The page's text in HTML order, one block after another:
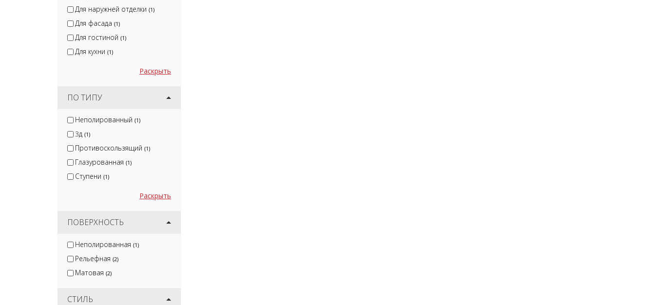
Для наружней отделки (1)
Для фасада (1)
Для гостиной (1)
Для кухни (1)
Раскрыть
ПО ТИПУ
Неполированный (1)
3д (1)
Противоскользящий (1)
Глазурованная (1)
Ступени (1)
Раскрыть
ПОВЕРХНОСТЬ
Неполированная (1)
Рельефная (2)
Матовая (2)
СТИЛЬ